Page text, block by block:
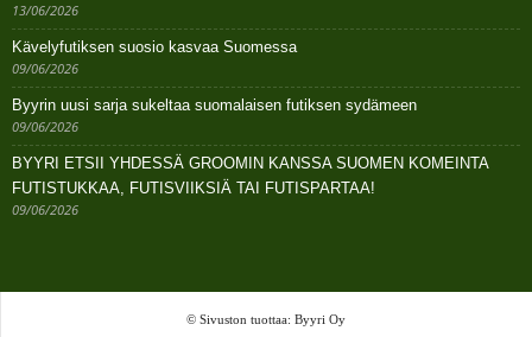
13/06/2026
Kävelyfutiksen suosio kasvaa Suomessa
09/06/2026
Byyrin uusi sarja sukeltaa suomalaisen futiksen sydämeen
09/06/2026
BYYRI ETSII YHDESSÄ GROOMIN KANSSA SUOMEN KOMEINTA
FUTISTUKKAA, FUTISVIIKSIÄ TAI FUTISPARTAA!
09/06/2026
© Sivuston tuottaa: Byyri Oy